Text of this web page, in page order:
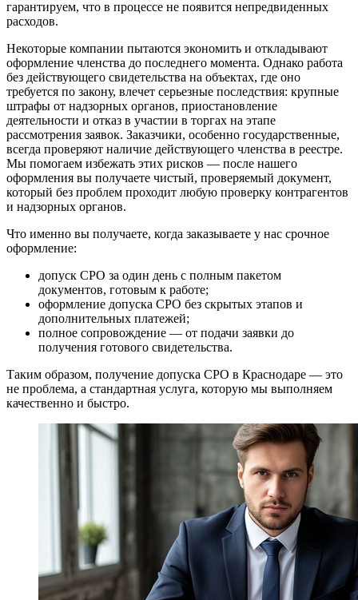
гарантируем, что в процессе не появится непредвиденных
расходов.
Некоторые компании пытаются экономить и откладывают
оформление членства до последнего момента. Однако работа
без действующего свидетельства на объектах, где оно
требуется по закону, влечет серьезные последствия: крупные
штрафы от надзорных органов, приостановление
деятельности и отказ в участии в торгах на этапе
рассмотрения заявок. Заказчики, особенно государственные,
всегда проверяют наличие действующего членства в реестре.
Мы помогаем избежать этих рисков — после нашего
оформления вы получаете чистый, проверяемый документ,
который без проблем проходит любую проверку контрагентов
и надзорных органов.
Что именно вы получаете, когда заказываете у нас срочное
оформление:
допуск СРО за один день с полным пакетом
документов, готовым к работе;
оформление допуска СРО без скрытых этапов и
дополнительных платежей;
полное сопровождение — от подачи заявки до
получения готового свидетельства.
Таким образом, получение допуска СРО в Краснодаре — это
не проблема, а стандартная услуга, которую мы выполняем
качественно и быстро.